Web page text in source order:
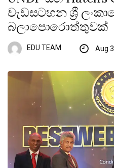
වැඩසටහන ශ්‍රී
බලාපොරොත්තුවක්
EDU TEAM Aug